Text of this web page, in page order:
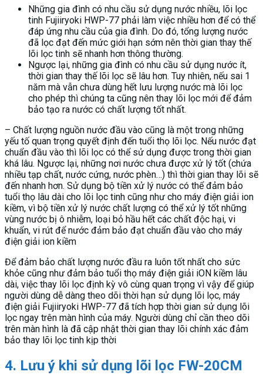
Những gia đình có nhu cầu sử dụng nước nhiều, lõi lọc
tinh Fujiiryoki HWP-77 phải làm việc nhiều hơn để có thể
đáp ứng nhu cầu của gia đình. Do đó, tổng lượng nước
đã lọc đạt đến mức giới hạn sớm nên thời gian thay thế
lõi lọc tinh sẽ nhanh hơn thông thường.
Ngược lại, những gia đình có nhu cầu sử dụng nước ít,
thời gian thay thế lõi lọc sẽ lâu hơn. Tuy nhiên, nếu sai 1
năm mà vẫn chưa dùng hết lưu lượng nước mà lõi lọc
cho phép thì chúng ta cũng nên thay lõi lọc mới để đảm
bảo tạo ra nước có chất lượng tốt nhất.
– Chất lượng nguồn nước đầu vào cũng là một trong những
yếu tố quan trọng quyết định đến tuổi thọ lõi lọc. Nếu nước đạt
chuẩn đầu vào thì lõi lọc có thể sử dụng được trong thời gian
khá lâu. Ngược lại, những nơi nước chưa được xử lý tốt (chứa
nhiều tạp chất, nước cứng, nước phèn…) thì thời gian thay lõi sẽ
đến nhanh hơn. Sử dụng bộ tiền xử lý nước có thể đảm bảo
tuổi thọ lâu dài cho lõi lọc tinh cũng như cho máy điện giải ion
kiềm, vì bộ tiền xử lý nước chất lượng có thể xử lý tốt những
vùng nước bị ô nhiễm, loại bỏ hầu hết các chất độc hại, vi
khuẩn, vi rút để nước đảm bảo đạt chuẩn đầu vào cho máy
điện giải ion kiềm
Để đảm bảo chất lượng nước đầu ra luôn tốt nhất cho sức
khỏe cũng như đảm bảo tuổi thọ máy điện giải iON kiềm lâu
dài, việc thay lõi lọc định kỳ vô cùng quan trọng vì vậy để giúp
người dùng dễ dàng theo dõi thời hạn sử dụng lõi lọc, máy
điện giải Fujiiryoki HWP-77 đã tích hợp thời gian sử dụng lõi
lọc ngay trên màn hình của máy. Người dùng chỉ cần theo dõi
trên màn hình là đã cập nhật thời gian thay lõi chính xác đảm
bảo thay lõi lọc tinh kịp thời
4. Lưu ý khi sử dụng lõi lọc FW-20CM